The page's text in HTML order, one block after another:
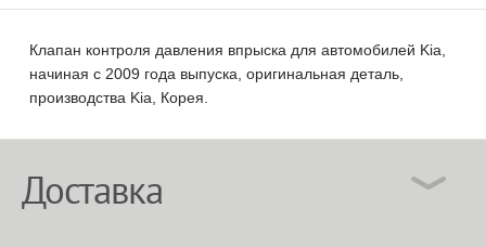
Клапан контроля давления впрыска для автомобилей Kia,
начиная с 2009 года выпуска, оригинальная деталь,
производства Kia, Корея.
Доставка